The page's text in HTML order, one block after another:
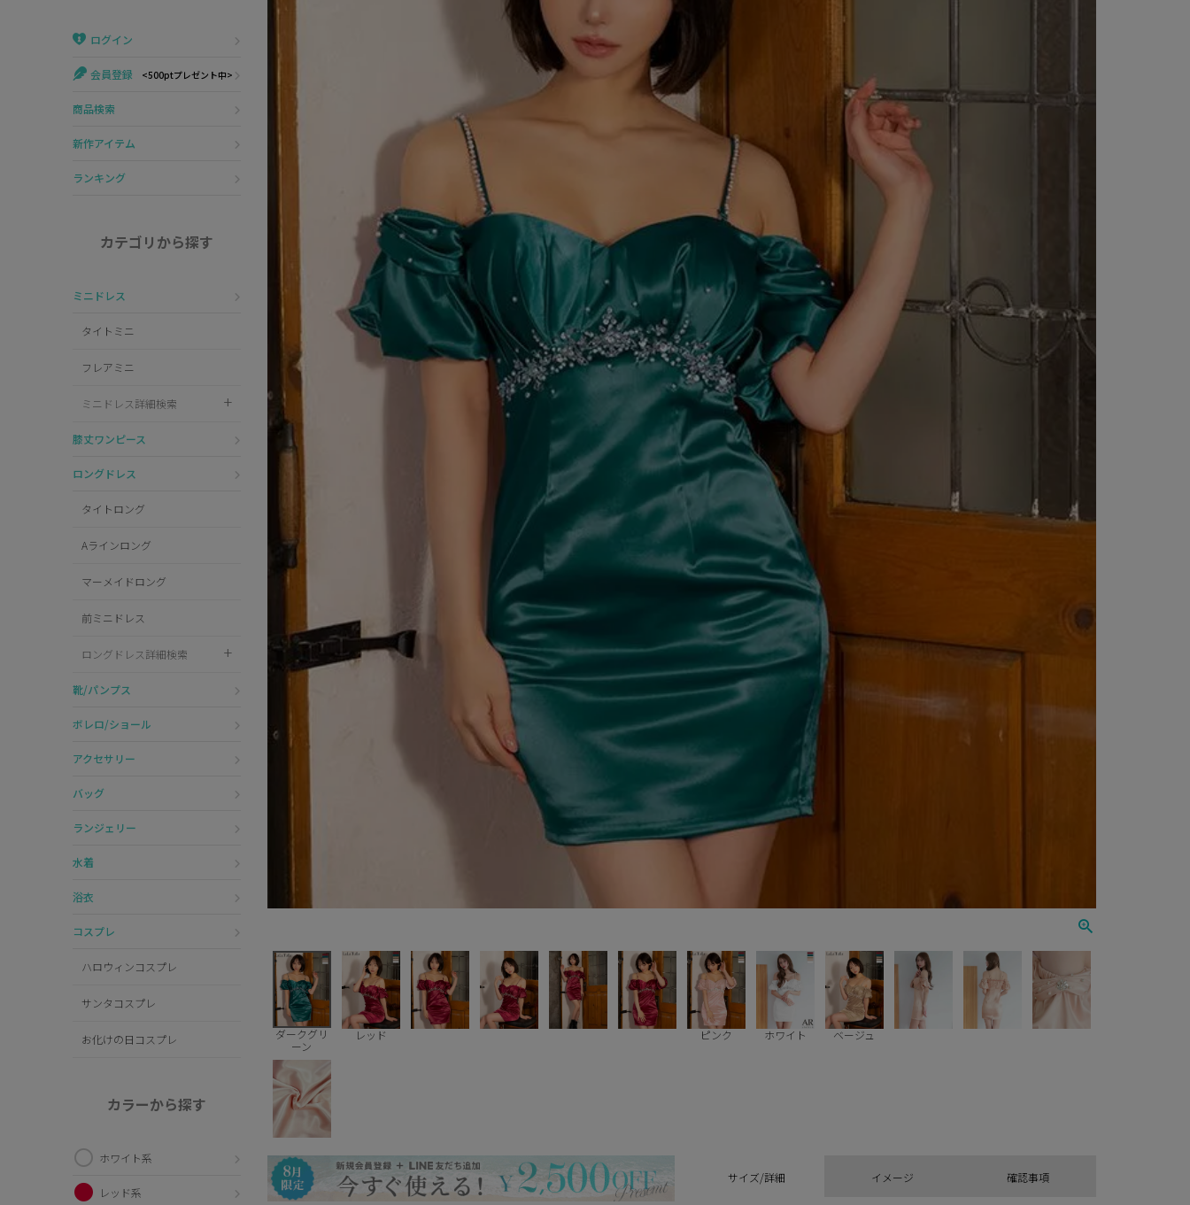
GLAMOROUS
ログイン
会員登録 <500ptプレゼント中>
商品検索
新作アイテム
ランキング
カテゴリから探す
ミニドレス
タイトミニ
フレアミニ
ミニドレス詳細検索
膝丈ワンピース
ロングドレス
タイトロング
Aラインロング
マーメイドロング
前ミニドレス
ロングドレス詳細検索
靴/パンプス
ボレロ/ショール
アクセサリー
バッグ
ランジェリー
水着
浴衣
コスプレ
ハロウィンコスプレ
サンタコスプレ
お化けの日コスプレ
カラーから探す
ホワイト系
レッド系
ダークグリ
ーン
レッド ピンク ホワイト ベージュ
サイズ/詳細 イメージ 確認事項